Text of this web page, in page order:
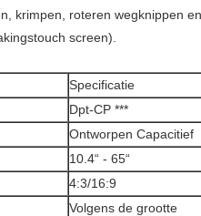
krimpen, roteren wegknippen
screen).
Specificatie
Dpt-CP ***
Ontworpen Capacitief
10.4“ - 65“
4:3/16:9
Volgens de grootte